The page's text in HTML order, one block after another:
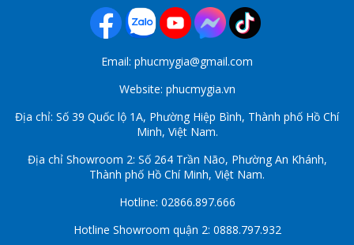
Email: phucmygia@gmail.com
Website: phucmygia.vn
Địa chỉ: Số 39 Quốc lộ 1A, Phường Hiệp Bình, Thành phố Hồ Chí
Minh, Việt Nam.
Địa chỉ Showroom 2: Số 264 Trần Não, Phường An Khánh,
Thành phố Hồ Chí Minh, Việt Nam.
Hotline: 02866.897.666
Hotline Showroom quận 2: 0888.797.932